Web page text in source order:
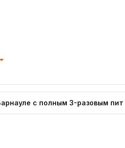
с полным 3-разовым пит